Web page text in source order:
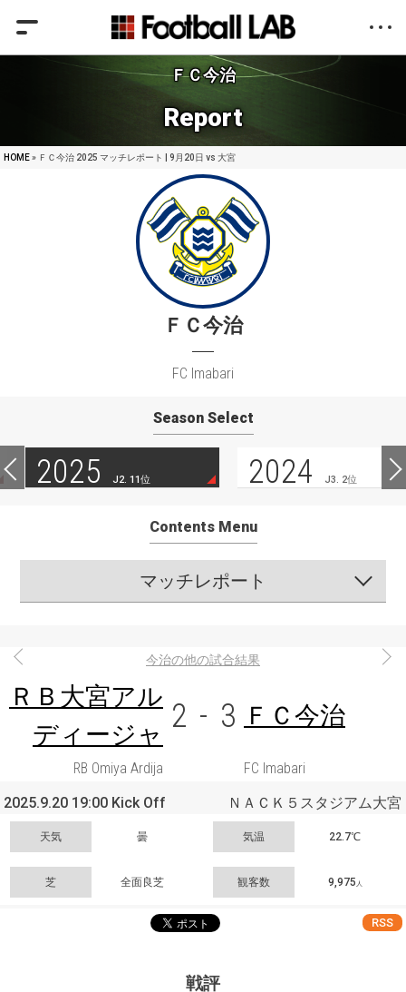
ＦＣ今治
Report
HOME» ＦＣ今治 2025 マッチレポート | 9月20日 vs 大宮
ＦＣ今治
FC Imabari
Season Select
2025 J2. 11位 2024 J3. 2位
Contents Menu
マッチレポート
今治の他の試合結果
ＲＢ大宮アル
ディージャ 2 - 3 ＦＣ今治
RB Omiya Ardija
FC Imabari
2025.9.20 19:00 Kick Off
ＮＡＣＫ５スタジアム大宮
天気 曇 気温 22.7℃
芝 全面良芝 観客数 9,975 人
RSS
戦評